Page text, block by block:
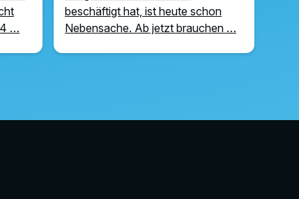
4 …
beschäftigt hat, ist heute schon
Nebensache. Ab jetzt brauchen …